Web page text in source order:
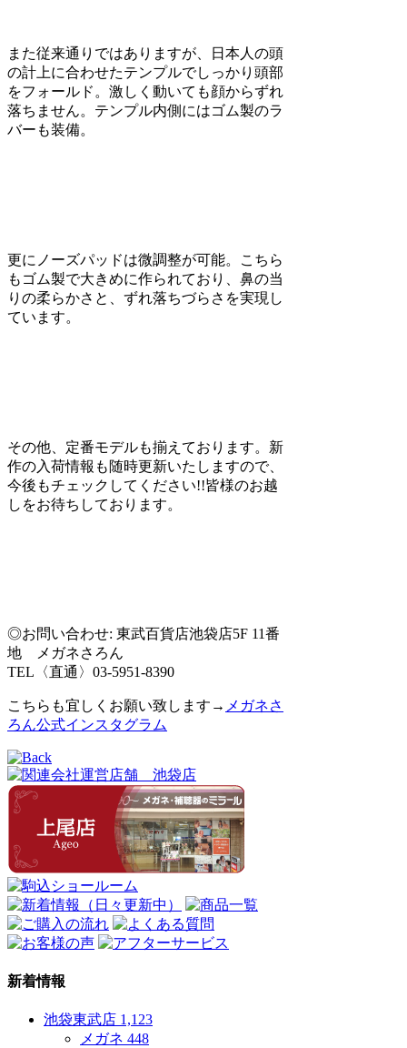
また従来通りではありますが、日本人の頭
の計上に合わせたテンプルでしっかり頭部
をフォールド。激しく動いても顔からずれ
落ちません。テンプル内側にはゴム製のラ
バーも装備。
更にノーズパッドは微調整が可能。こちら
もゴム製で大きめに作られており、鼻の当
りの柔らかさと、ずれ落ちづらさを実現し
ています。
その他、定番モデルも揃えております。新
作の入荷情報も随時更新いたしますので、
今後もチェックしてください!!皆様のお越
しをお待ちしております。
◎お問い合わせ: 東武百貨店池袋店5F 11番
地 メガネさろん
TEL〈直通〉03-5951-8390
こちらも宜しくお願い致します→ メガネさ
ろん公式インスタグラム
新着情報
池袋東武店 1,123
メガネ 448